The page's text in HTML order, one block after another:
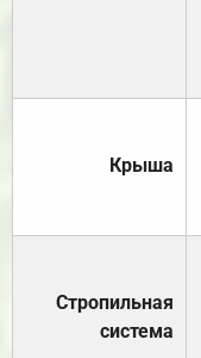
Крыша
Стропильная
система